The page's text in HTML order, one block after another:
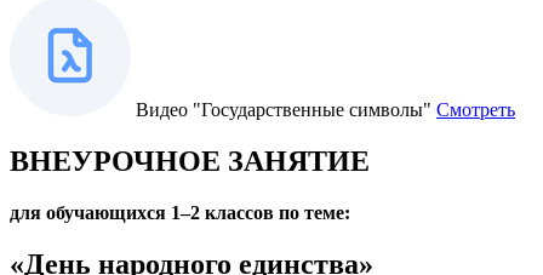
Видео "Государственные символы" Смотреть
ВНЕУРОЧНОЕ ЗАНЯТИЕ
для обучающихся 1–2 классов по теме:
«День народного единства»